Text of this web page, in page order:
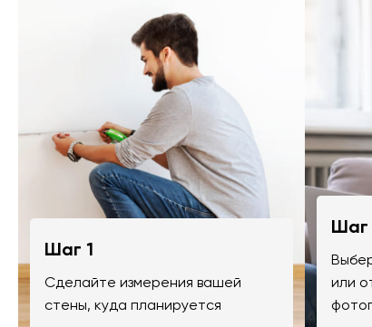
Шаг 1
Сделайте измерения вашей
стены, куда планируется
Шаг
или